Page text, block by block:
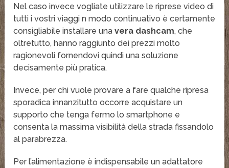
Nel caso invece vogliate utilizzare le riprese video di
tutti i vostri viaggi n modo continuativo è certamente
consigliabile installare unavera dashcam, che
oltretutto, hanno raggiunto dei prezzi molto
ragionevoli fornendovi quindi una soluzione
decisamente più pratica.
Invece, per chi vuole provare a fare qualche ripresa
sporadica innanzitutto occorre acquistare un
supporto che tenga fermo lo smartphone e
consenta la massima visibilità della strada fissandolo
al parabrezza.
Per l’alimentazione è indispensabile un adattatore